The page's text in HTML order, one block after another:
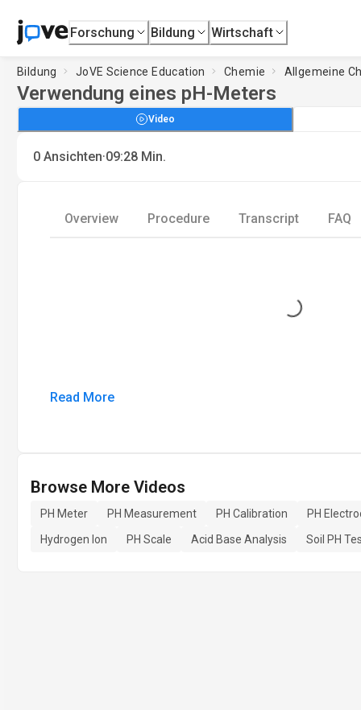
Forschung Bildung Wirtschaft
Bildung JoVE Science Education Chemie Allgemeine
Verwendung eines pH-Meters
Video
0 Ansichten·09:28 Min.
Overview Procedure Transcript FAQ
Loading...
Read More
Browse More Videos
PH Meter PH Measurement PH Calibration
PH
Hydrogen Ion
PH Scale Acid Base Analysis Soil PH